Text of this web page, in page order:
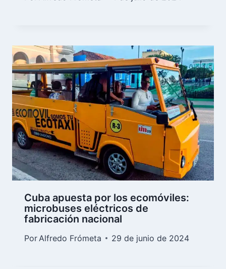
Cuba apuesta por los ecomóviles:
microbuses eléctricos de
fabricación nacional
Por Alfredo Frómeta 29 de junio de 2024